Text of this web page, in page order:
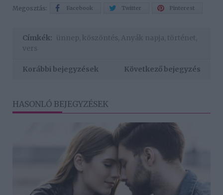
Megosztás: Facebook Twitter Pinterest
Címkék: ünnep köszöntés Anyák napja történet
vers
Korábbi bejegyzések Következő bejegyzés
HASONLÓ BEJEGYZÉSEK